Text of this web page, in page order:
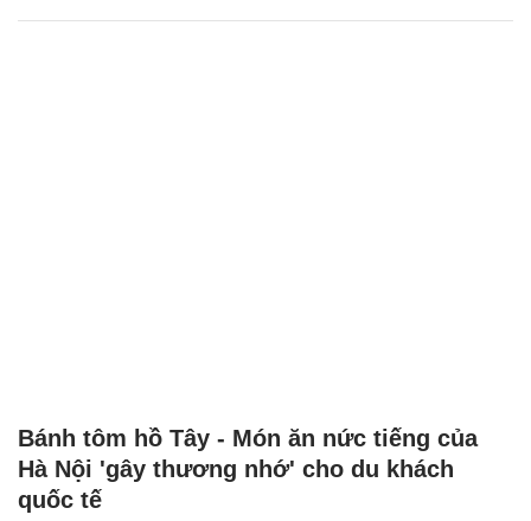
Bánh tôm hồ Tây - Món ăn nức tiếng của
Hà Nội 'gây thương nhớ' cho du khách
quốc tế